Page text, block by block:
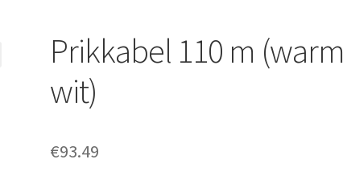
Prikkabel 110 m (warm
wit)
€93.49